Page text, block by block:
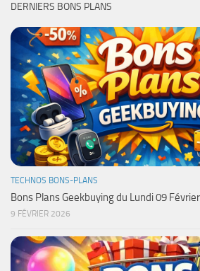
DERNIERS BONS PLANS
TECHNOS BONS-PLANS
Bons Plans Geekbuying du Lundi 09
9 FÉVRIER 2026